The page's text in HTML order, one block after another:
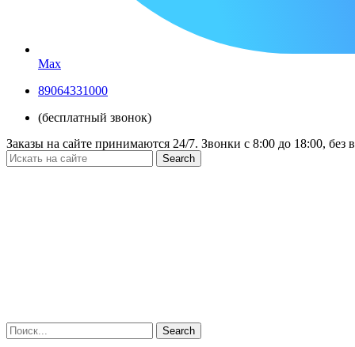
Max
89064331000
(бесплатный звонок)
Заказы на сайте принимаются 24/7. Звонки c 8:00 до 18:00, без
Search
Search